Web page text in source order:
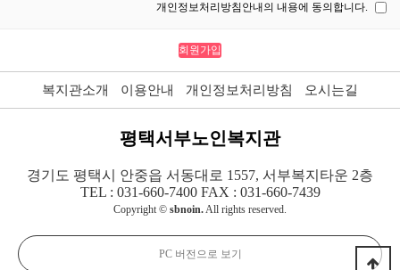
개인정보처리방침안내의 내용에 동의합니다.
복지관소개 이용안내 개인정보처리방침 오시는길
평택서부노인복지관
경기도 평택시 안중읍 서동대로 1557, 서부복지타운 2층
TEL : 031-660-7400 FAX : 031-660-7439
Copyright © sbnoin.All rights reserved.
PC 버전으로 보기